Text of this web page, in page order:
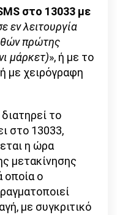
στο 13033 με
εν λειτουργία
πρώτης
μάρκετ)», ή με το
με χειρόγραφη
το
στο 13033,
η ώρα
μετακίνησης
οποία ο
με συγκριτικό